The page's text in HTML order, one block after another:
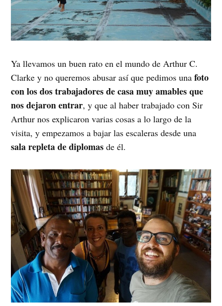
Ya llevamos un buen rato en el mundo de Arthur C.
Clarke y no queremos abusar así que pedimos una foto
con los dos trabajadores de casa muy amables que
nos dejaron entrar, y que al haber trabajado con Sir
Arthur nos explicaron varias cosas a lo largo de la
visita, y empezamos a bajar las escaleras desde una
sala repleta de diplomas de él.